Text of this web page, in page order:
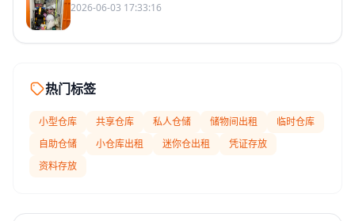
2026-06-03 17:33:16
热门标签
小型仓库 共享仓库 私人仓储 储物间出租
临时仓库
自助仓储
小仓库出租 迷你仓出租
凭证存放
资料存放